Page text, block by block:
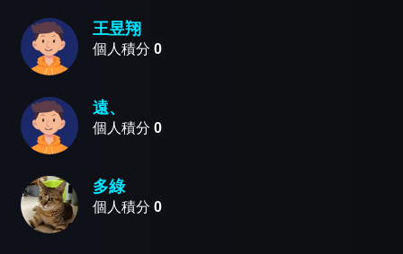
王昱翔
個人積分 0
遠、
個人積分 0
多綠
個人積分 0